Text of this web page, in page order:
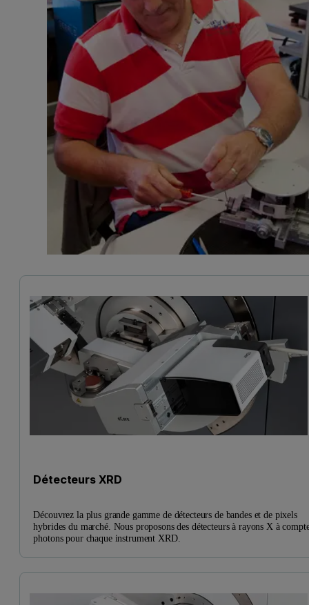
Détecteurs XRD
Découvrez la plus grande gamme de détecteurs de bandes et de pixels
hybrides du marché. Nous proposons des détecteurs à rayons X à
photons pour chaque instrument XRD.